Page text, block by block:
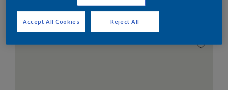
Le Blanc Parfait
Reject All
Accept All Cookies